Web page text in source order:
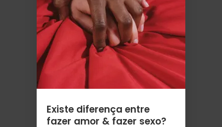
Existe diferença entre
fazer amor & fazer sexo?